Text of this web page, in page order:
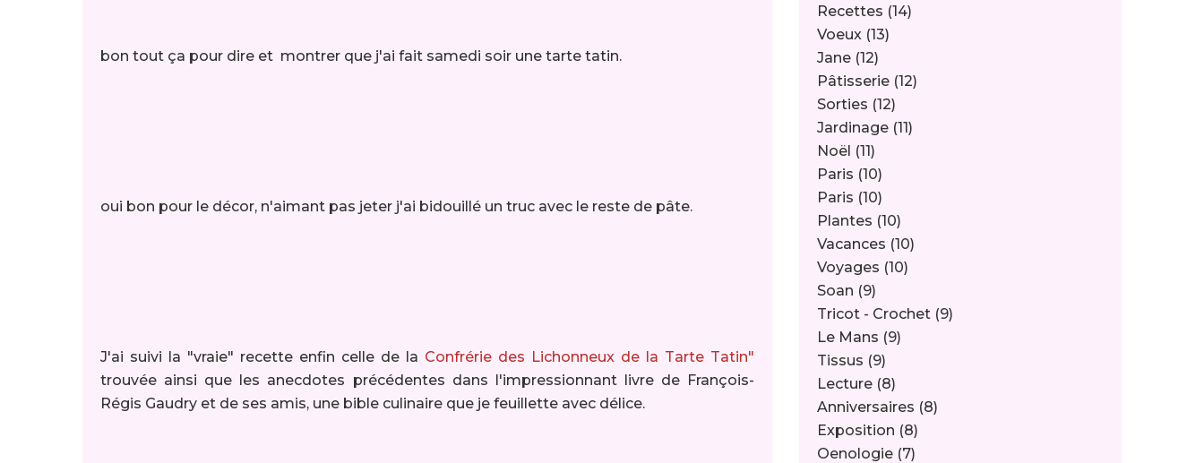
bon tout ça pour dire et montrer que j'ai fait samedi soir une tarte tatin.
oui bon pour le décor, n'aimant pas jeter j'ai bidouillé un truc avec le reste de pâte.
J'ai suivi la "vraie" recette enfin celle de la Confrérie des Lichonneux de la Tarte Tatin"
trouvée ainsi que les anecdotes précédentes dans l'impressionnant livre de François-
Régis Gaudry et de ses amis, une bible culinaire que je feuillette avec délice.
Recettes (14)
Voeux (13)
Jane (12)
Pâtisserie (12)
Sorties (12)
Jardinage (11)
Noël (11)
Paris (10)
Paris (10)
Plantes (10)
Vacances (10)
Voyages (10)
Soan (9)
Tricot - Crochet (9)
Le Mans (9)
Tissus (9)
Lecture (8)
Anniversaires (8)
Exposition (8)
Oenologie (7)